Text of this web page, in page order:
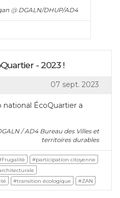
@DGALN/DHUP/AD4
- 2023 !
07 sept. 2023
national ÉcoQuartier a
/ AD4 Bureau des Villes et
territoires durables
#participation citoyenne
#transition écologique #ZAN